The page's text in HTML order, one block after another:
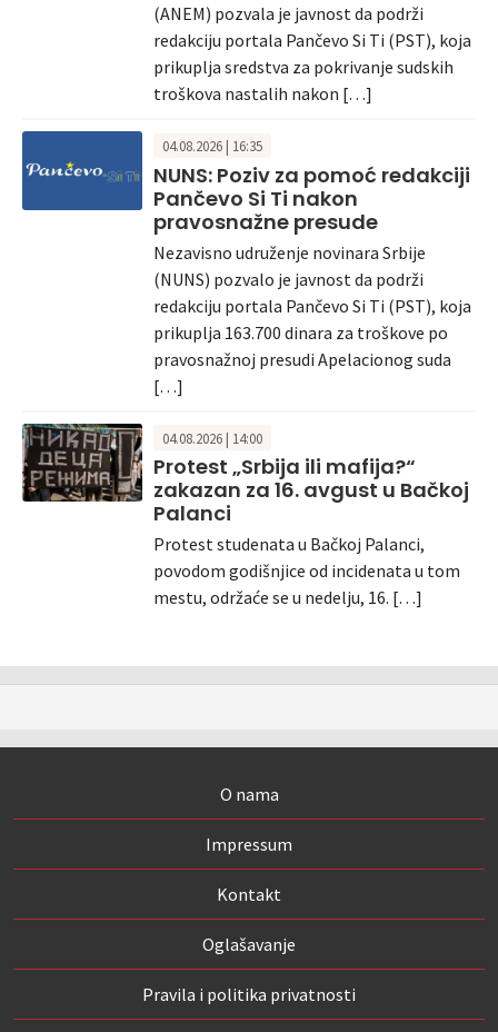
(ANEM) pozvala je javnost da podrži
redakciju portala Pančevo Si Ti (PST), koja
prikuplja sredstva za pokrivanje sudskih
troškova nastalih nakon […]
04.08.2026 | 16:35
NUNS: Poziv za pomoć redakciji
Pančevo Si Ti nakon
pravosnažne presude
Nezavisno udruženje novinara Srbije
(NUNS) pozvalo je javnost da podrži
redakciju portala Pančevo Si Ti (PST), koja
prikuplja 163.700 dinara za troškove po
pravosnažnoj presudi Apelacionog suda
[…]
04.08.2026 | 14:00
Protest „Srbija ili mafija?“
zakazan za 16. avgust u Bačkoj
Palanci
Protest studenata u Bačkoj Palanci,
povodom godišnjice od incidenata u tom
mestu, održaće se u nedelju, 16. […]
O nama
Impressum
Kontakt
Oglašavanje
Pravila i politika privatnosti